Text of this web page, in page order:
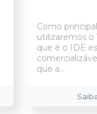
Como
utilizaremos o
que é o IDE
que a...